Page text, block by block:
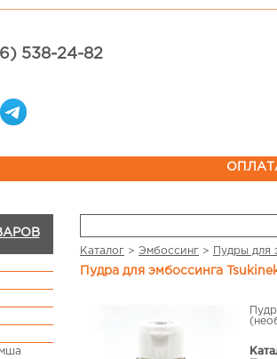
538-24-82
Каталог > Эмбоссинг > Пудры для
Пудра для эмбоссинга